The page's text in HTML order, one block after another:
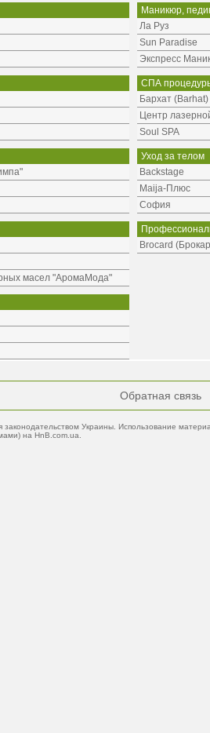
Маникюр,
Ла Руз
Sun Paradise
Экспресс
СПА
Бархат (Barhat)
Центр
Soul SPA
Уход за телом
Backstage
Maija-Плюс
София
масел "АромаМода"
Brocard
Обратная связь
Украины. Использование
на HnB.com.ua.